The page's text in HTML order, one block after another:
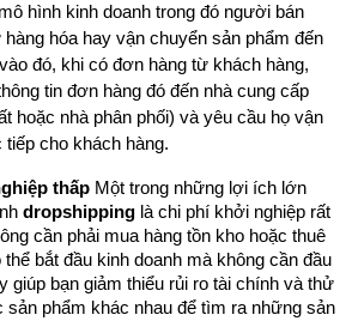
hình kinh doanh trong đó người bán
hóa hay vận chuyển sản phẩm đến
đó, khi có đơn hàng từ khách hàng,
tin đơn hàng đó đến nhà cung cấp
hoặc nhà phân phối) và yêu cầu họ vận
cho khách hàng.
thấp Một trong những lợi ích lớn
dropshipping là chi phí khởi nghiệp rất
cần phải mua hàng tồn kho hoặc thuê
thể bắt đầu kinh doanh mà không cần đầu
giúp bạn giảm thiểu rủi ro tài chính và thử
sản phẩm khác nhau để tìm ra những sản